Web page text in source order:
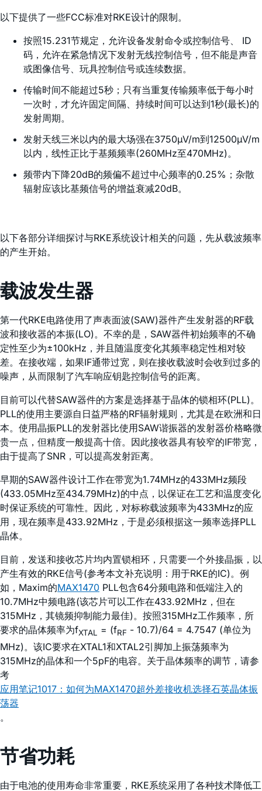
以下提供了一些FCC标准对RKE设计的限制。
按照15.231节规定，允许设备发射命令或控制信号、 ID
码，允许在紧急情况下发射无线控制信号，但不能是声音
或图像信号、玩具控制信号或连续数据。
传输时间不能超过5秒；只有当重复传输频率低于每小时
一次时，才允许固定间隔、持续时间可以达到1秒(最长)的
发射周期。
发射天线三米以内的最大场强在3750µV/m到12500µV/m
以内，线性正比于基频频率(260MHz至470MHz)。
频带内下降20dB的频偏不超过中心频率的0.25%；杂散
辐射应该比基频信号的增益衰减20dB。
以下各部分详细探讨与RKE系统设计相关的问题，先从载波频率
的产生开始。
载波发生器
第一代RKE电路使用了声表面波(SAW)器件产生发射器的RF载
波和接收器的本振(LO)。不幸的是，SAW器件初始频率的不确
定性至少为±100kHz，并且随温度变化其频率稳定性相对较
差。在接收端，如果IF通带过宽，则在接收载波时会收到过多的
噪声，从而限制了汽车响应钥匙控制信号的距离。
目前可以代替SAW器件的方案是选择基于晶体的锁相环(PLL)。
PLL的使用主要源自日益严格的RF辐射规则，尤其是在欧洲和日
本。使用晶振PLL的发射器比使用SAW谐振器的发射器价格略微
贵一点，但精度一般提高十倍。因此接收器具有较窄的IF带宽，
由于提高了SNR，可以提高发射距离。
早期的SAW器件设计工作在带宽为1.74MHz的433MHz频段
(433.05MHz至434.79MHz)的中点，以保证在工艺和温度变化
时保证系统的可靠性。因此，对标称载波频率为433MHz的应
用，现在频率是433.92MHz，于是必须根据这一频率选择PLL
晶体。
目前，发送和接收芯片均内置锁相环，只需要一个外接晶振，以
产生有效的RKE信号(参考本文补充说明：用于RKE的IC)。例
如，Maxim的MAX1470 PLL包含64分频电路和低端注入的
10.7MHz中频电路(该芯片可以工作在433.92MHz，但在
315MHz，其镜频抑制能力最佳)。按照315MHz工作频率，所
要求的晶体频率为fXTAL = (fRF - 10.7)/64 = 4.7547 (单位为
MHz)。该IC要求在XTAL1和XTAL2引脚加上振荡频率为
315MHz的晶体和一个5pF的电容。关于晶体频率的调节，请参
考
应用笔记1017：如何为MAX1470超外差接收机选择石英晶体振
荡器
。
节省功耗
由于电池的使用寿命非常重要，RKE系统采用了各种技术降低工